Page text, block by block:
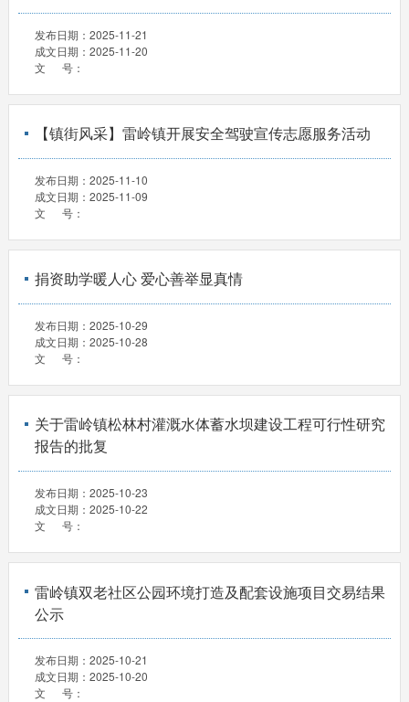
发布日期： 2025-11-21
成文日期： 2025-11-20
文 号：
【镇街风采】雷岭镇开展安全驾驶宣传志愿服务活动
发布日期： 2025-11-10
成文日期： 2025-11-09
文 号：
捐资助学暖人心 爱心善举显真情
发布日期： 2025-10-29
成文日期： 2025-10-28
文 号：
关于雷岭镇松林村灌溉水体蓄水坝建设工程可行性研究
报告的批复
发布日期： 2025-10-23
成文日期： 2025-10-22
文 号：
雷岭镇双老社区公园环境打造及配套设施项目交易结果
公示
发布日期： 2025-10-21
成文日期： 2025-10-20
文 号：